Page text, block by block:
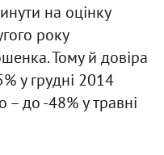
на оцінку
року
Тому й довіра
у грудні 2014
– до -48% у травні